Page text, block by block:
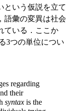
という仮説を立て
語彙の変異は社会
ている．ここか
3つの単位につい
regarding
their
syntax is the